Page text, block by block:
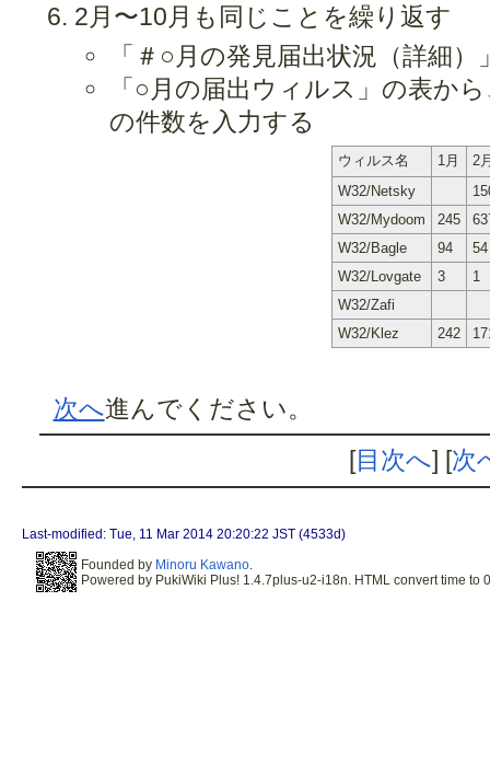
2月〜10月も同じことを繰り返す
「＃○月の発見届出状況（詳細
「○月の届出ウィルス」の表か
の件数を入力する
ウィルス名 1月
2
W32/Netsky
W32/Mydoom
245
W32/Bagle
94
54
W32/Lovgate
3
1
W32/Zafi
W32/Klez
242
次へ進んでください。
[目次へ] [次
Last-modified: Tue, 11 Mar 2014 20:20:22 JST (4533d)
Founded by Minoru Kawano
Powered by PukiWiki Plus! 1.4.7plus-u2-i18n. HTML convert time to